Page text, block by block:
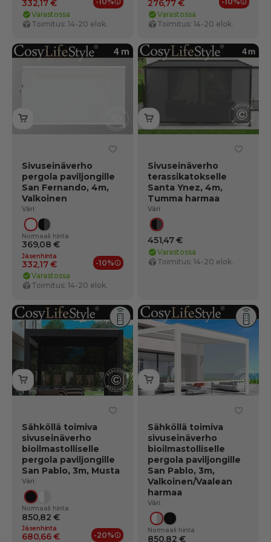
332,17 €
Jäsenedut
Varastossa
Toimitus: 14-20 elok.
276,77 €
Varastossa
Toimitus: 14-20 elok.
Sivuseinäverho
pergola paviljongille
San Fernando, 4m,
Valkoinen
Väri:
Valkoinen
Musta/Tummanharmaa
Normaali hinta
369,08 €
Jäsenhinta
332,17 € -10%
Jäsenedut
Varastossa
Toimitus: 14-20 elok.
Sivuseinäverho
terassikatokselle
Santa Ynez, 4m,
Tumma harmaa
Väri:
Musta/Tummanharmaa
451,47 €
Varastossa
Toimitus: 14-20 elok.
Sähköllä toimiva
sivuseinäverho
bioilmastolliselle
pergola paviljongille
San Pablo, 3m, Musta
Väri:
MustaValkoinen/vaaleanharmaa
Normaali hinta
850,82 €
Jäsenhinta
680,66 € -20%
Jäsenedut
Sähköllä toimiva
sivuseinäverho
bioilmastolliselle
pergola paviljongille
San Pablo, 3m,
Valkoinen/Vaalean
harmaa
Väri:
Valkoinen/vaaleanharmaa
Musta
Normaali hinta
850,82 €